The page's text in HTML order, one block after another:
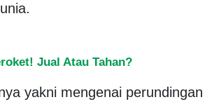
Jual Atau Tahan?
yakni mengenai perundingan